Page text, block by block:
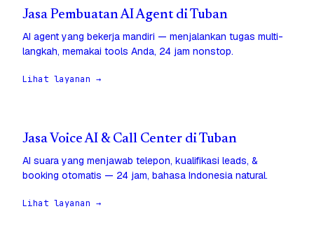
Jasa Pembuatan AI Agent di Tuban
AI agent yang bekerja mandiri — menjalankan tugas multi-
langkah, memakai tools Anda, 24 jam nonstop.
Lihat layanan →
Jasa Voice AI & Call Center di Tuban
AI suara yang menjawab telepon, kualifikasi leads, &
booking otomatis — 24 jam, bahasa Indonesia natural.
Lihat layanan →